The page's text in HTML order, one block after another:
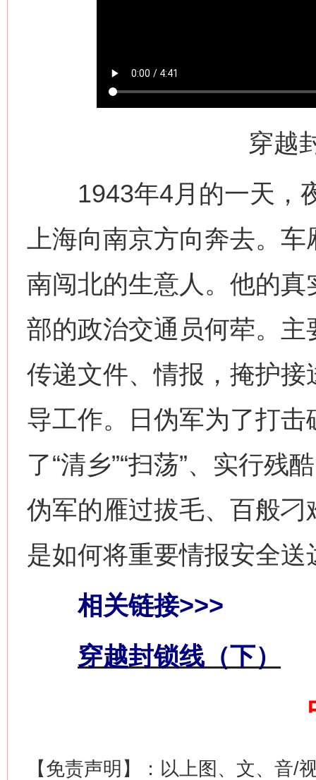
穿越
1943年4月的一天，
上海向南京方向奔去。
南闯北的生意人。他的
部的政治交通员何荦。
传递文件、情报，掩护
导工作。日伪军为了打
了“清乡”“扫荡”、实行残
伪军的雁过拔毛、百般
是如何将重要情报安全
相关链接>>>
穿越封锁线（下）
【免责声明】：以上图、文、音/
网上购药对药下症？
在谋一域中谋全局
今
习近平的博鳌关键词